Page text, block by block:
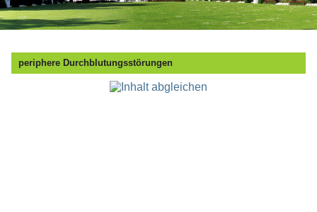
periphere Durchblutungsstörungen